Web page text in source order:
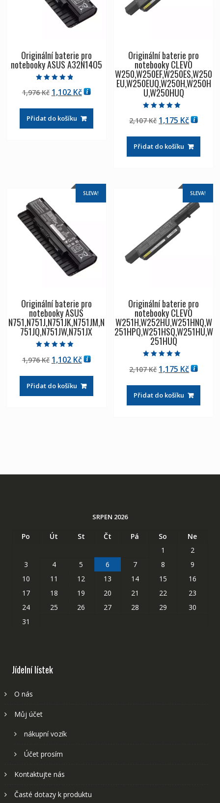
Originální baterie pro
notebooky ASUS A32N14O5
4.50
z 5
1,976Kč Původní
byla:
1,976 Kč
1,102 KčAktuální
je:
1,102 Kč
Přidat do košíku
Originální baterie pro
notebooky CLEVO
W250,W250EF,W250ES,W250
EU,W250EUQ,W250H,W250H
U,W250HUQ
4.50
z 5
2,107Kč Původní
byla:
2,107 Kč
1,175 Kč
je:
1,175 Kč
Přidat do košíku
SLEVA!
Originální baterie pro
notebooky ASUS
N751,N751J,N751JK,N751JM,N
751JQ,N751JW,N751JX
5.00
z 5
1,976Kč Původní
byla:
1,976 Kč
1,102 KčAktuální
je:
1,102 Kč
Přidat do košíku
SLEVA!
Originální baterie pro
notebooky CLEVO
W251H,W252HU,W251HNQ,W
251HPQ,W251HSQ,W251HU,W
251HUQ
5.00
z 5
2,107Kč Původní
byla:
2,107 Kč
1,175 Kč
je:
1,175 Kč
Přidat do košíku
SRPEN 2026
Po Út St Čt Pá So
Ne
1
2
3
4 5 6 7 8
9
10
11 12 13 14 15
16
17
18 19 20 21 22
23
24
25 26 27 28 29
30
31
Jídelní lístek
O nás
Můj účet
nákupní vozík
Účet prosím
Kontaktujte nás
Časté dotazy k produktu